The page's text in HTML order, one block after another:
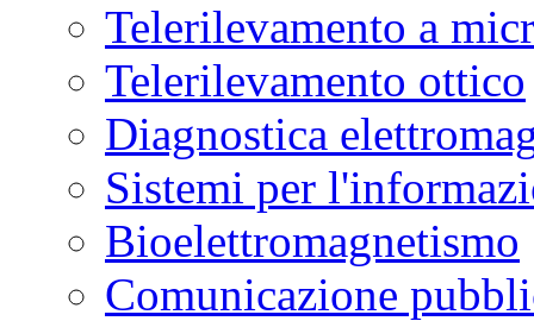
Telerilevamento a
Telerilevamento ottico
Diagnostica
Sistemi per
Bioelettromagnetismo
Comunicazione